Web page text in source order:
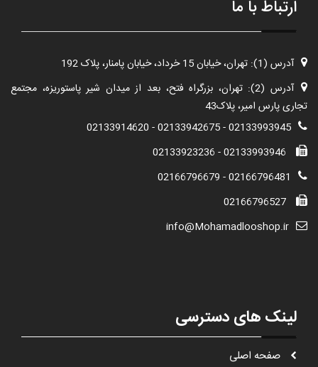
ارتباط با ما
آدرس (1): تهران، خیابان 15 خرداد، خیابان پامنار، پلاک 192
آدرس (2): تهران، بزرگراه فتح، بعد از میدان شیر پاستوریزه، مجتمع
تجاری پارس امیر، پلاک43
02133993945 - 02133942675 - 02133914620
02166796481 - 02166796679
info@Mohamadlooshop.ir
لینک های دسترسی
صفحه اصلی